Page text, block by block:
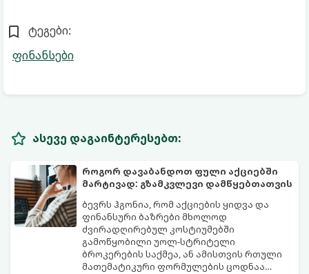
ტეგები:
ფინანსები
ასევე დაგაინტერესებთ:
როგორ დავაბანდოთ ფული აქციებში
მარტივად: გზამკვლევი დამწყებთათვის
ბევრს ჰგონია, რომ აქციების ყიდვა და
ფინანსური ბაზრები მხოლოდ
ძვირადღირებულ კოსტიუმებში
გამოწყობილი უოლ-სტრიტელი
ბროკერების საქმეა, ან ამისთვის რთული
მათემატიკური ფორმულების ცოდნაა